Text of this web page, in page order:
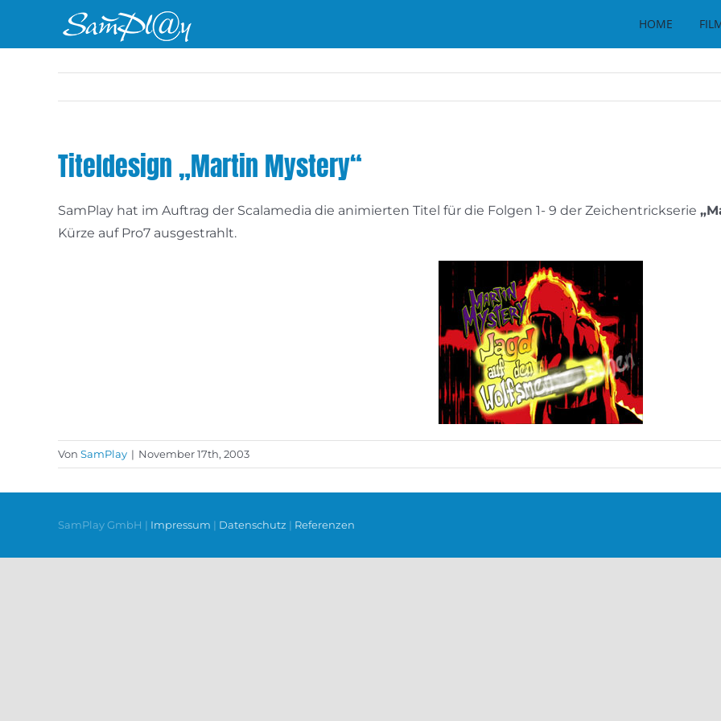
HOME
Titeldesign „Martin Mystery“
SamPlay hat im Auftrag der Scalamedia die animierten Titel für die Folgen 1- 9 der Zeichentrickserie
Kürze auf Pro7 ausgestrahlt.
Von SamPlay | November 17th, 2003
SamPlay GmbH | Impressum | Datenschutz | Referenzen